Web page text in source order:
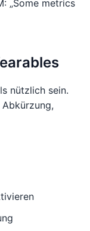
„Some metrics
nützlich sein.